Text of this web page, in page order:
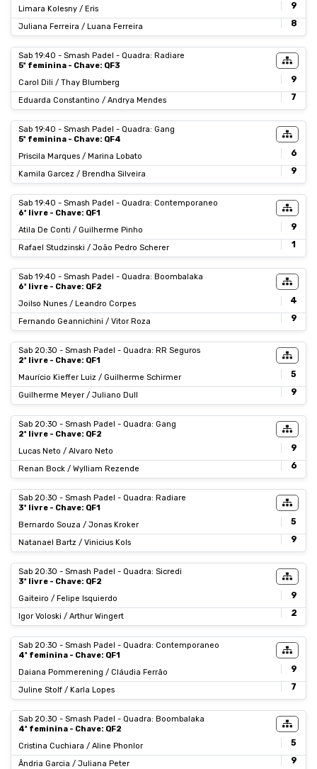
Limara Kolesny / Eris
9
Juliana Ferreira / Luana Ferreira 8
Sab 19:40 - Smash Padel - Quadra: Radiare
5ª feminina - Chave: QF3
Carol Dili / Thay Blumberg
9
Eduarda Constantino / Andrya Mendes 7
Sab 19:40 - Smash Padel - Quadra: Gang
5ª feminina - Chave: QF4
Priscila Marques / Marina Lobato
6
Kamila Garcez / Brendha Silveira 9
Sab 19:40 - Smash Padel - Quadra: Contemporaneo
6ª livre - Chave: QF1
Atila De Conti / Guilherme Pinho
9
Rafael Studzinski / João Pedro Scherer 1
Sab 19:40 - Smash Padel - Quadra: Boombalaka
6ª livre - Chave: QF2
Joilso Nunes / Leandro Corpes
4
Fernando Geannichini / Vitor Roza 9
Sab 20:30 - Smash Padel - Quadra: RR Seguros
2ª livre - Chave: QF1
Maurício Kieffer Luiz / Guilherme Schirmer
5
Guilherme Meyer / Juliano Dull 9
Sab 20:30 - Smash Padel - Quadra: Gang
2ª livre - Chave: QF2
Lucas Neto / Alvaro Neto
9
Renan Bock / Wylliam Rezende 6
Sab 20:30 - Smash Padel - Quadra: Radiare
3ª livre - Chave: QF1
Bernardo Souza / Jonas Kroker
5
Natanael Bartz / Vinicius Kols 9
Sab 20:30 - Smash Padel - Quadra: Sicredi
3ª livre - Chave: QF2
Gaiteiro / Felipe Isquierdo
9
Igor Voloski / Arthur Wingert 2
Sab 20:30 - Smash Padel - Quadra: Contemporaneo
4ª feminina - Chave: QF1
Daiana Pommerening / Cláudia Ferrão
9
Juline Stolf / Karla Lopes 7
Sab 20:30 - Smash Padel - Quadra: Boombalaka
4ª feminina - Chave: QF2
Cristina Cuchiara / Aline Phonlor
5
Ândria Garcia / Juliana Peter 9